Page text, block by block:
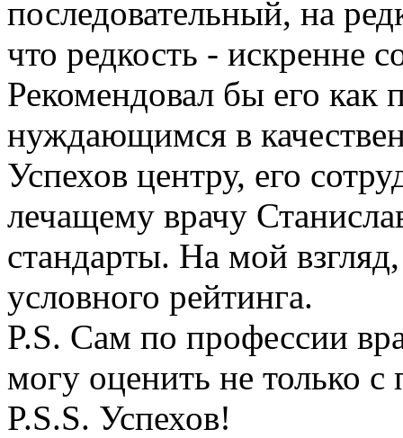
последовательный, на
что редкость - искренне
Рекомендовал бы его как
нуждающимся в
Успехов центру, его
лечащему врачу
стандарты. На мой
условного рейтинга.
P.S. Сам по профессии
могу оценить не только с
P.S.S. Успехов!